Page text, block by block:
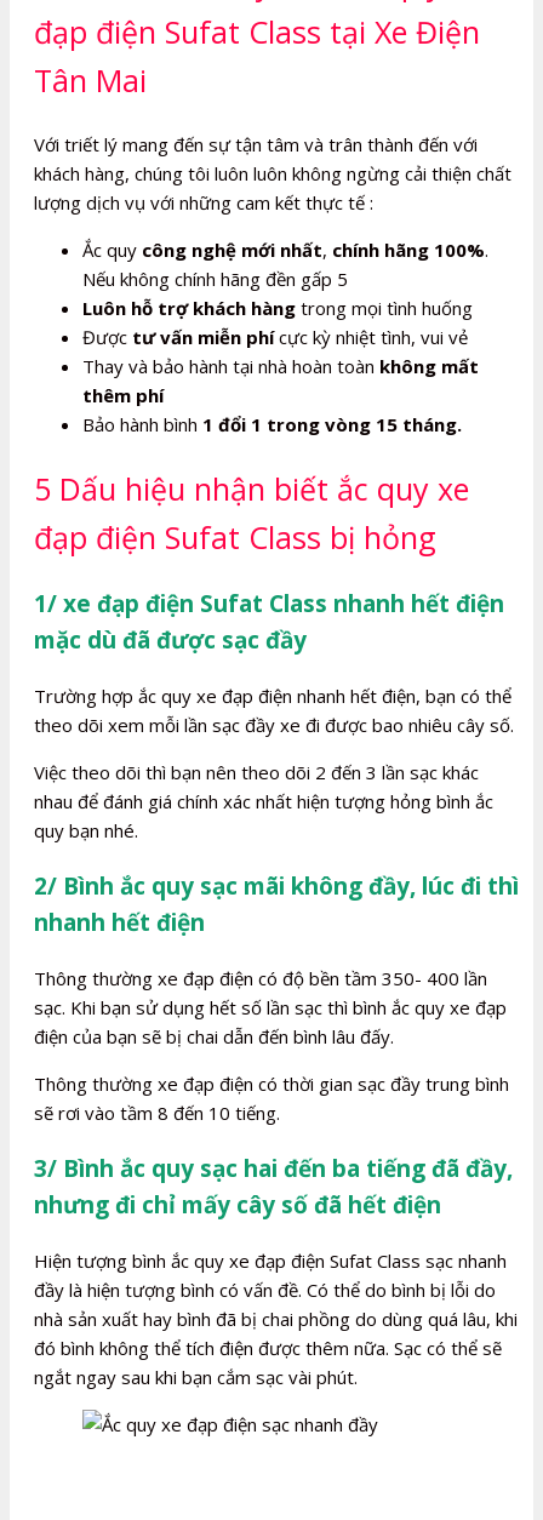
đạp điện Sufat Class tại Xe Điện
Tân Mai
Với triết lý mang đến sự tận tâm và trân thành đến với
khách hàng, chúng tôi luôn luôn không ngừng cải thiện chất
lượng dịch vụ với những cam kết thực tế :
Ắc quy công nghệ mới nhất, chính hãng 100%.
Nếu không chính hãng đền gấp 5
Luôn hỗ trợ khách hàng trong mọi tình huống
Được tư vấn miễn phícực kỳ nhiệt tình, vui vẻ
Thay và bảo hành tại nhà hoàn toàn không mất
thêm phí
Bảo hành bình 1 đổi 1 trong vòng 15 tháng.
5 Dấu hiệu nhận biết ắc quy xe
đạp điện Sufat Class bị hỏng
1/ xe đạp điện Sufat Class nhanh hết điện
mặc dù đã được sạc đầy
Trường hợp ắc quy xe đạp điện nhanh hết điện, bạn có thể
theo dõi xem mỗi lần sạc đầy xe đi được bao nhiêu cây số.
Việc theo dõi thì bạn nên theo dõi 2 đến 3 lần sạc khác
nhau để đánh giá chính xác nhất hiện tượng hỏng bình ắc
quy bạn nhé.
2/ Bình ắc quy sạc mãi không đầy, lúc đi thì
nhanh hết điện
Thông thường xe đạp điện có độ bền tầm 350- 400 lần
sạc. Khi bạn sử dụng hết số lần sạc thì bình ắc quy xe đạp
điện của bạn sẽ bị chai dẫn đến bình lâu đấy.
Thông thường xe đạp điện có thời gian sạc đầy trung bình
sẽ rơi vào tầm 8 đến 10 tiếng.
3/ Bình ắc quy sạc hai đến ba tiếng đã đầy,
nhưng đi chỉ mấy cây số đã hết điện
Hiện tượng bình ắc quy xe đạp điện Sufat Class sạc nhanh
đầy là hiện tượng bình có vấn đề. Có thể do bình bị lỗi do
nhà sản xuất hay bình đã bị chai phồng do dùng quá lâu, khi
đó bình không thể tích điện được thêm nữa. Sạc có thể sẽ
ngắt ngay sau khi bạn cắm sạc vài phút.